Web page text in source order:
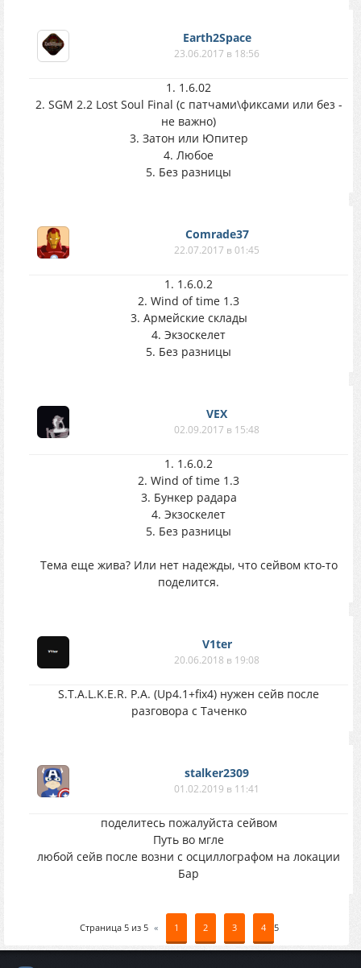
Earth2Space
23.06.2017 в 18:56
1. 1.6.02
2. SGM 2.2 Lost Soul Final (с патчами\фиксами или без -
не важно)
3. Затон или Юпитер
4. Любое
5. Без разницы
Comrade37
22.07.2017 в 01:45
1. 1.6.0.2
2. Wind of time 1.3
3. Армейские склады
4. Экзоскелет
5. Без разницы
VEX
02.09.2017 в 15:48
1. 1.6.0.2
2. Wind of time 1.3
3. Бункер радара
4. Экзоскелет
5. Без разницы
Тема еще жива? Или нет надежды, что сейвом кто-то
поделится.
V1ter
20.06.2018 в 19:08
S.T.A.L.K.E.R. P.A. (Up4.1+fix4) нужен сейв после
разговора с Таченко
stalker2309
01.02.2019 в 11:41
поделитесь пожалуйста сейвом
Путь во мгле
любой сейв после возни с осциллографом на локации
Бар
Страница 5 из 5 « 1 2 3 4 5